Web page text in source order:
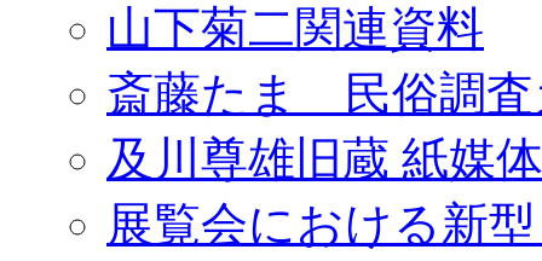
山下菊二関連資料
斎藤たま 民俗調査
及川尊雄旧蔵 紙媒
展覧会における新